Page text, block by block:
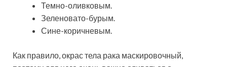
Темно-оливковым.
Зеленовато-бурым.
Сине-коричневым.
Как правило, окрас тела рака маскировочный,